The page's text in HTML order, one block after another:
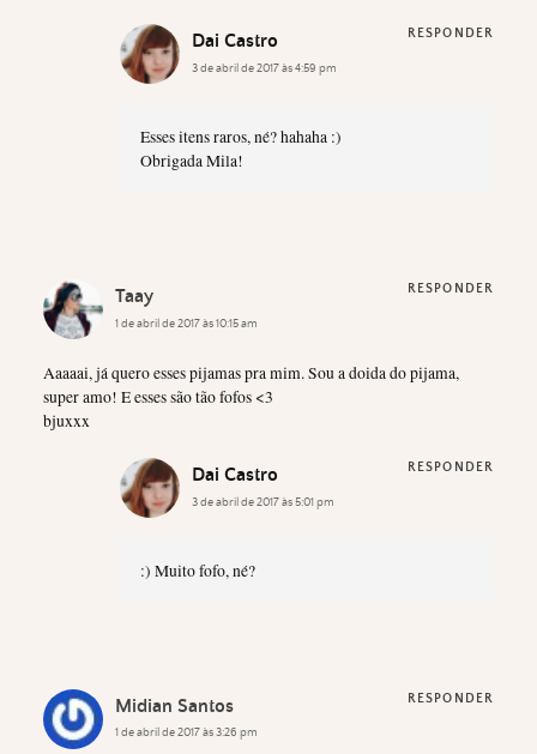
Dai Castro
3 de abril de 2017 às 4:59 pm
Esses itens raros, né? hahaha :)
Obrigada Mila!
RESPONDER
Taay
1 de abril de 2017 às 10:15 am
Aaaaai, já quero esses pijamas pra mim. Sou a doida do pijama,
super amo! E esses são tão fofos <3
bjuxxx
RESPONDER
Dai Castro
3 de abril de 2017 às 5:01 pm
:) Muito fofo, né?
RESPONDER
Midian Santos
1 de abril de 2017 às 3:26 pm
RESPONDER